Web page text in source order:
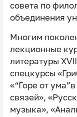
совета по
объединения
Многим
лекционные
литературы
спецкурсы
«“Горе от
связей»,
музыка»,